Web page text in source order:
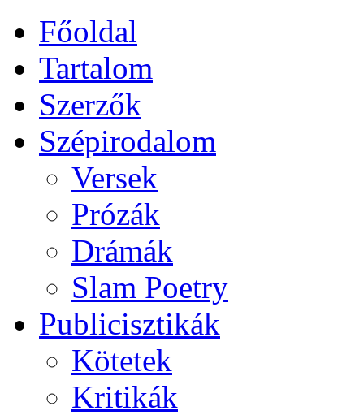
Főoldal
Tartalom
Szerzők
Szépirodalom
Versek
Prózák
Drámák
Slam Poetry
Publicisztikák
Kötetek
Kritikák